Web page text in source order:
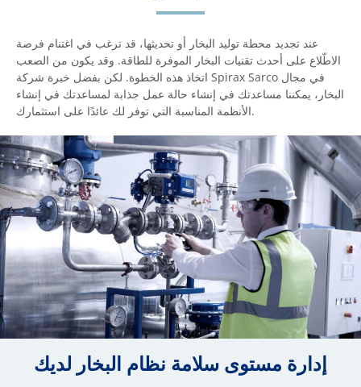
عند تجديد محطة توليد البخار أو تحديثها، قد ترغب في اغتنام فرصة
الاطّلاع على أحدث تقنيات البخار الموفرة للطاقة. وقد يكون من الصعب
اتخاذ هذه الخطوة. لكن بفضل خبرة شركة Spirax Sarco في مجال
البخار، يمكننا مساعدتك في إنشاء حالة عمل جذابة لمساعدتك في إنشاء
الأنظمة المناسبة التي توفر لك عائدًا على استثمارك.
إدارة مستوى سلامة نظام البخار لديك